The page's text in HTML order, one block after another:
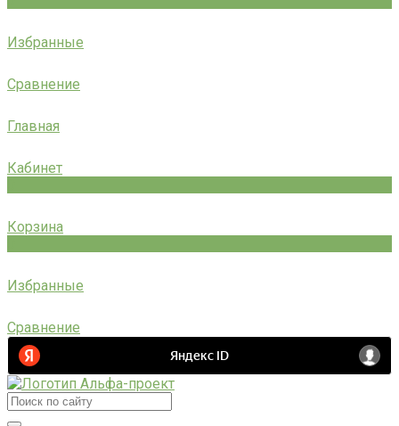
Избранные
Сравнение
Главная
Кабинет
Корзина
Избранные
Сравнение